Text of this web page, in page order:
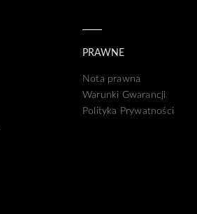
PRAWNE
Nota prawna
Warunki Gwarancji
Polityka Prywatności